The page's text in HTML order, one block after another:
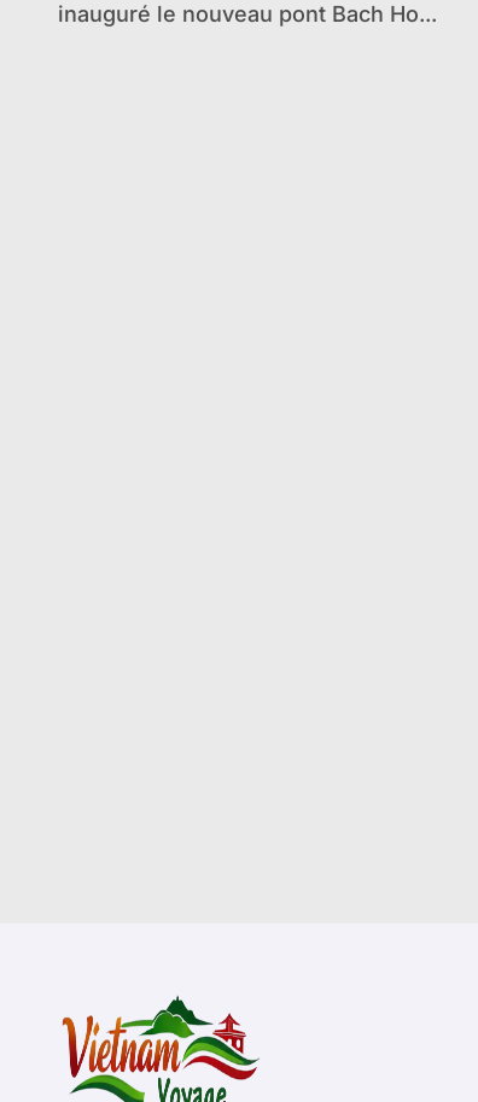
inauguré le nouveau pont Bach Ho...